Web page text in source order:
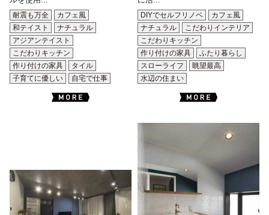
耐震も万全
カフェ風
和テイスト
ナチュラル
アジアンテイスト
こだわりキッチン
作り付けの家具
タイル
子育てに優しい
自宅で仕事
DIYでセルフリノベ
カフェ風
ナチュラル
こだわりインテリア
こだわりキッチン
作り付けの家具
ふたり暮らし
スローライフ
眺望最高
水辺の住まい